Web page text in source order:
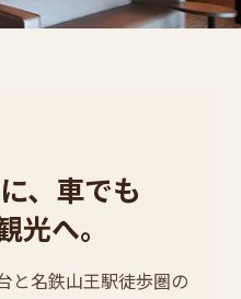
に、 車でも
光へ。
と名鉄山王駅徒歩圏の